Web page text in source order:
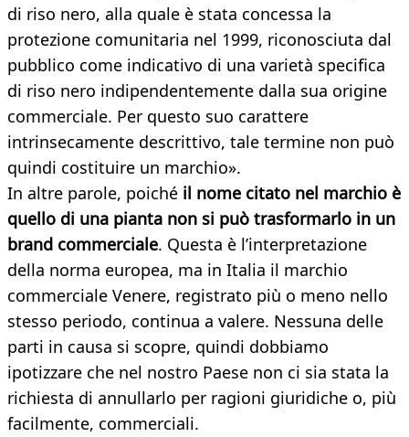
di riso nero, alla quale è stata concessa la
protezione comunitaria nel 1999, riconosciuta dal
pubblico come indicativo di una varietà specifica
di riso nero indipendentemente dalla sua origine
commerciale. Per questo suo carattere
intrinsecamente descrittivo, tale termine non può
quindi costituire un marchio».
In altre parole, poiché il nome citato nel marchio è
quello di una pianta non si può trasformarlo in un
brand commerciale. Questa è l’interpretazione
della norma europea, ma in Italia il marchio
commerciale Venere, registrato più o meno nello
stesso periodo, continua a valere. Nessuna delle
parti in causa si scopre, quindi dobbiamo
ipotizzare che nel nostro Paese non ci sia stata la
richiesta di annullarlo per ragioni giuridiche o, più
facilmente, commerciali.